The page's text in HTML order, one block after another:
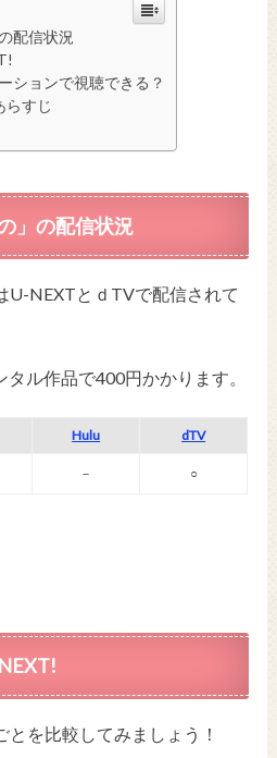
配信状況
ションで視聴できる？
らすじ
」の配信状況
U-NEXTとｄTVで配信されて
ル作品で400円かかります。
Hulu dTV
－ ○
を比較してみましょう！